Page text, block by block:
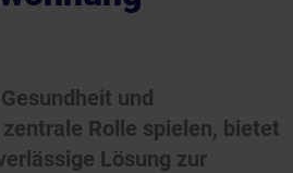
und
Rolle spielen, bietet
Lösung zur